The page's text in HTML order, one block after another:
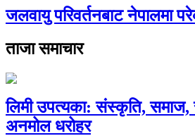
जलवायु परिवर्तनबाट नेपालमा
ताजा समाचार
लिमी उपत्यका: संस्कृति, समाज,
अनमोल धरोहर